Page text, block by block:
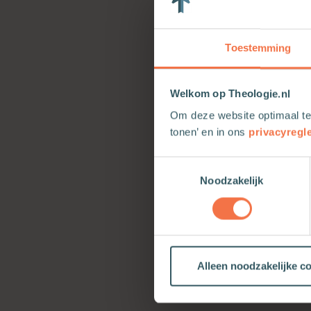
Toestemming
Welkom op Theologie.nl
Om deze website optimaal
tonen’ en in ons
Noodzakelijk
Alleen noodzakelijke